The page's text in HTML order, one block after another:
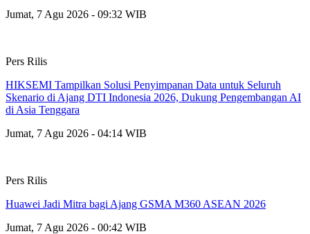
Jumat, 7 Agu 2026 - 09:32 WIB
Pers Rilis
HIKSEMI Tampilkan Solusi Penyimpanan Data untuk Seluruh
Skenario di Ajang DTI Indonesia 2026, Dukung Pengembangan AI
di Asia Tenggara
Jumat, 7 Agu 2026 - 04:14 WIB
Pers Rilis
Huawei Jadi Mitra bagi Ajang GSMA M360 ASEAN 2026
Jumat, 7 Agu 2026 - 00:42 WIB